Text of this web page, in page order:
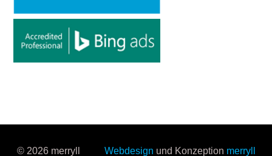
© 2026 merryll Webdesign und Konzeption merryll